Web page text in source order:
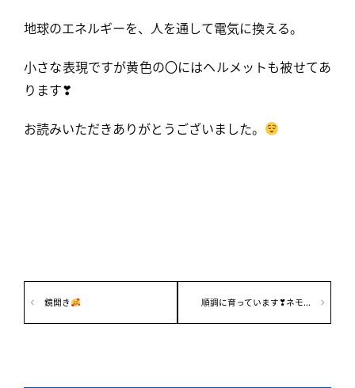
地球のエネルギーを、人を通して電気に換える。
小さな表現ですが黄色の〇にはヘルメットも被せてあ
ります❣
お読みいただきありがとうございました。
鏡開き 順調に育っています❣ネモ...